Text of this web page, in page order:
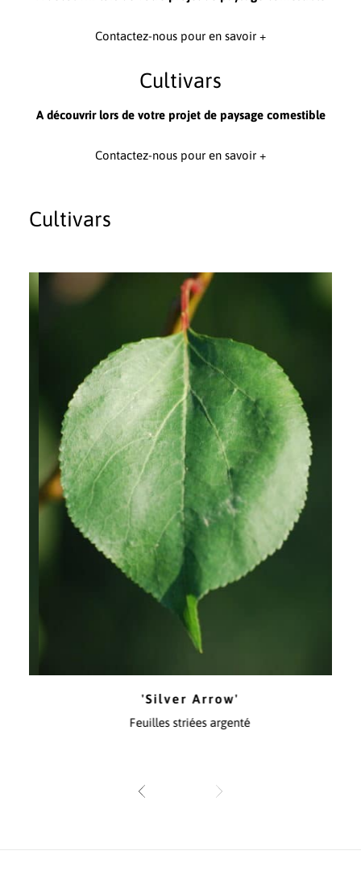
Contactez-nous pour en savoir +
Cultivars
A découvrir lors de votre projet de paysage comestible
Contactez-nous pour en savoir +
Cultivars
'Silver Arrow'
Feuilles striées argenté